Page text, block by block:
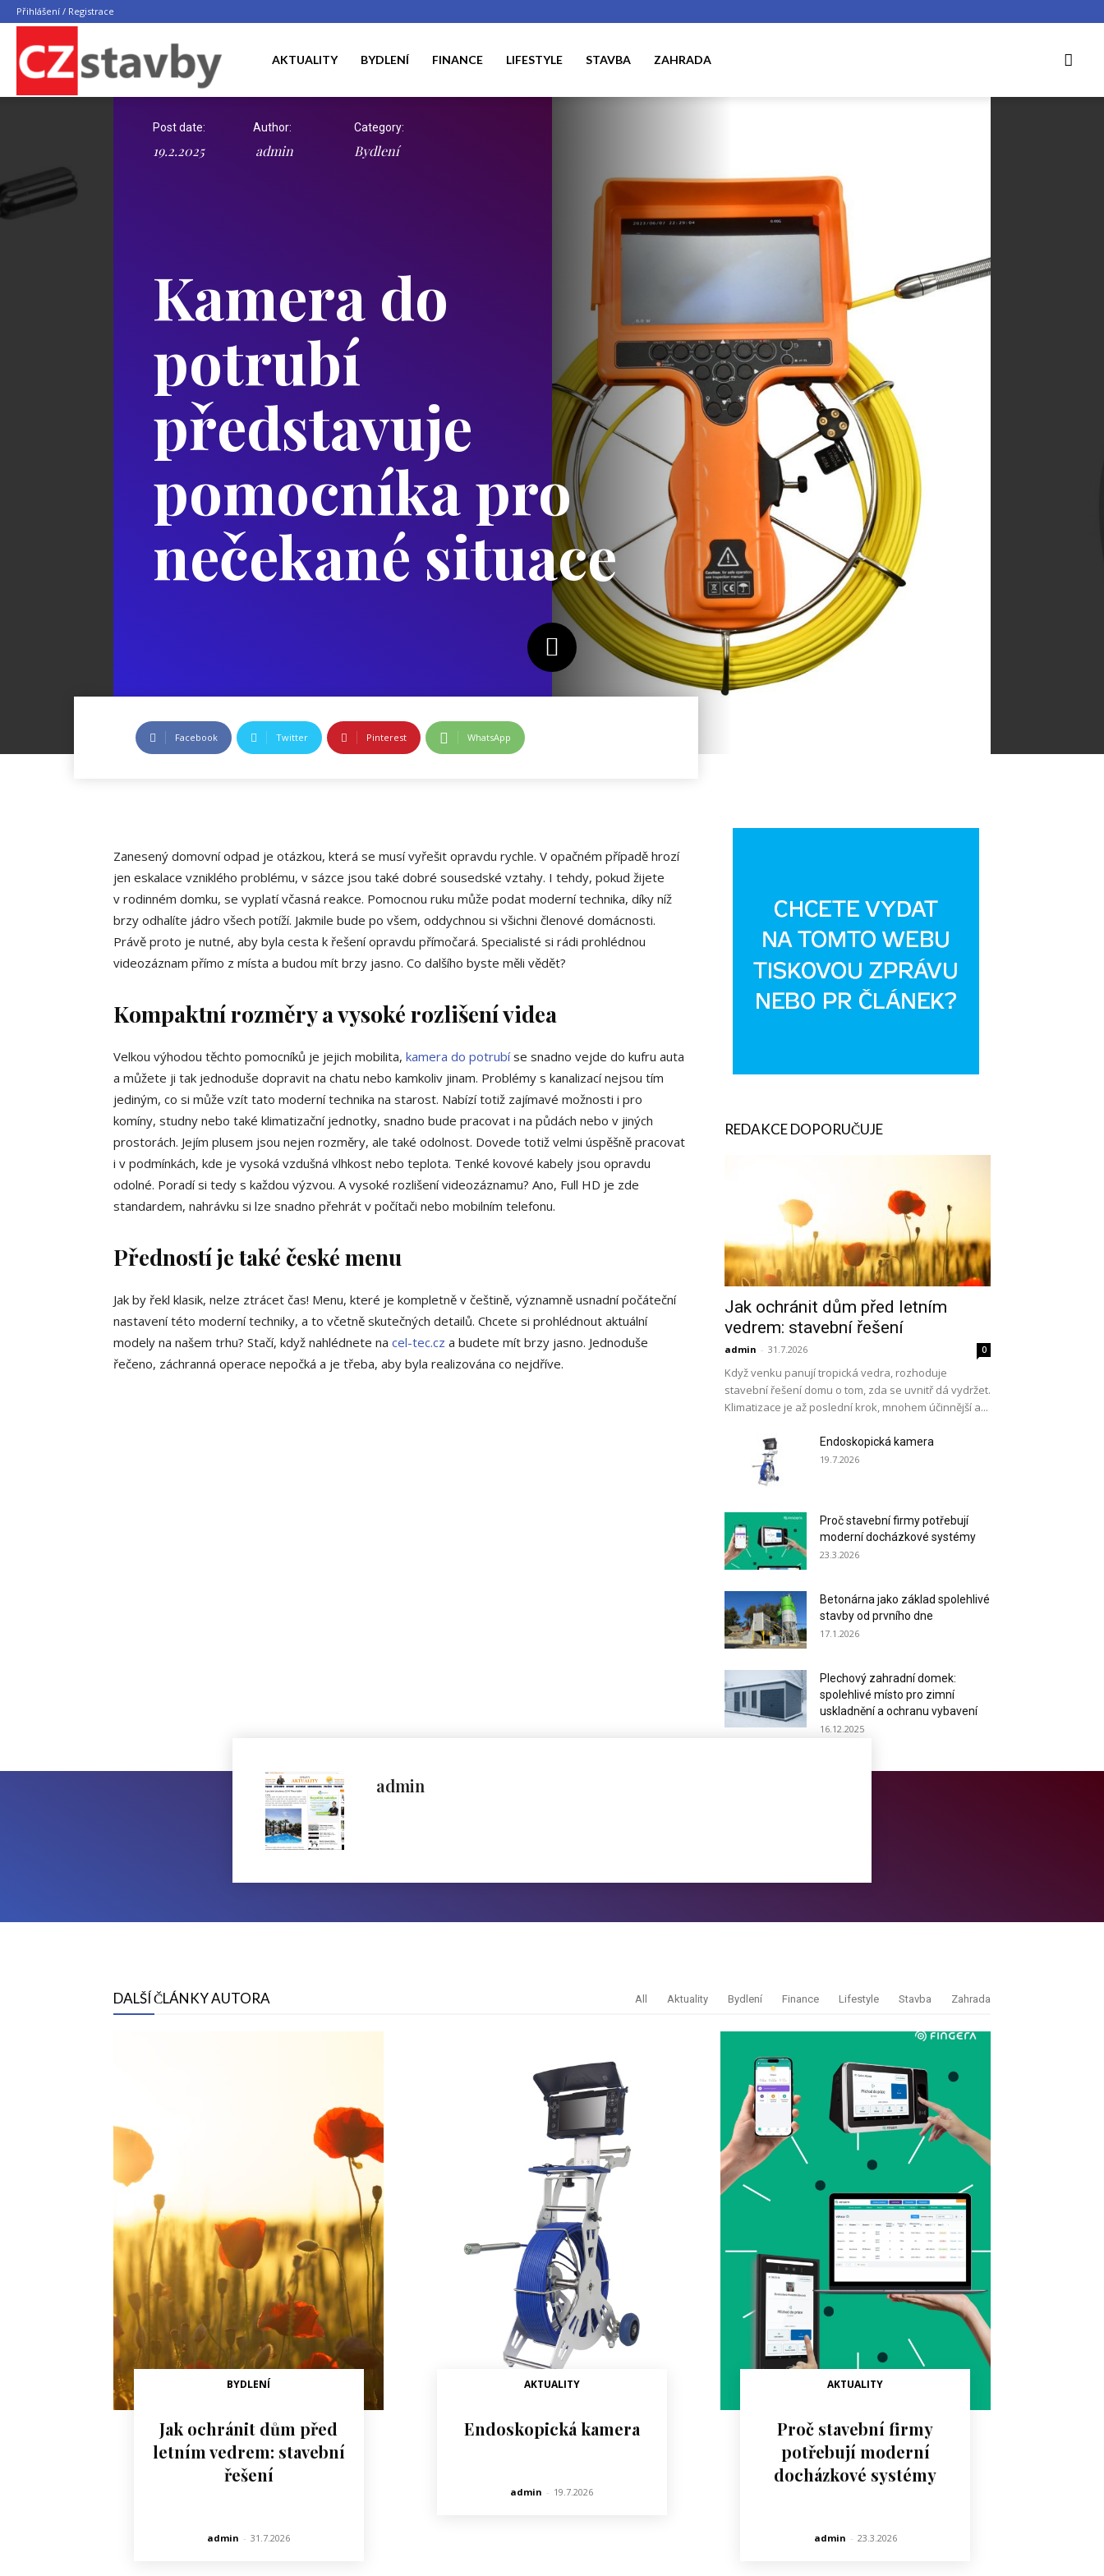
Přihlášení / Registrace
STAVBY
AKTUALITY BYDLENÍ FINANCE LIFESTYLE STAVBA ZAHRADA
Kamera do
potrubí
představuje
pomocníka pro
nečekané situace
Post date:
19.2.2025
Author:
admin
Category:
Bydlení
Facebook Twitter Pinterest WhatsApp
Zanesený domovní odpad je otázkou, která se musí vyřešit opravdu rychle. V opačném případě hrozí
jen eskalace vzniklého problému, v sázce jsou také dobré sousedské vztahy. I tehdy, pokud žijete
v rodinném domku, se vyplatí včasná reakce. Pomocnou ruku může podat moderní technika, díky níž
brzy odhalíte jádro všech potíží. Jakmile bude po všem, oddychnou si všichni členové domácnosti.
Právě proto je nutné, aby byla cesta k řešení opravdu přímočará. Specialisté si rádi prohlédnou
videozáznam přímo z místa a budou mít brzy jasno. Co dalšího byste měli vědět?
Kompaktní rozměry a vysoké rozlišení videa
Velkou výhodou těchto pomocníků je jejich mobilita, kamera do potrubíse snadno vejde do kufru auta
a můžete ji tak jednoduše dopravit na chatu nebo kamkoliv jinam. Problémy s kanalizací nejsou tím
jediným, co si může vzít tato moderní technika na starost. Nabízí totiž zajímavé možnosti i pro
komíny, studny nebo také klimatizační jednotky, snadno bude pracovat i na půdách nebo v jiných
prostorách. Jejím plusem jsou nejen rozměry, ale také odolnost. Dovede totiž velmi úspěšně pracovat
i v podmínkách, kde je vysoká vzdušná vlhkost nebo teplota. Tenké kovové kabely jsou opravdu
odolné. Poradí si tedy s každou výzvou. A vysoké rozlišení videozáznamu? Ano, Full HD je zde
standardem, nahrávku si lze snadno přehrát v počítači nebo mobilním telefonu.
Předností je také české menu
Jak by řekl klasik, nelze ztrácet čas! Menu, které je kompletně v češtině, významně usnadní počáteční
nastavení této moderní techniky, a to včetně skutečných detailů. Chcete si prohlédnout aktuální
modely na našem trhu? Stačí, když nahlédnete na cel-tec.cz a budete mít brzy jasno. Jednoduše
řečeno, záchranná operace nepočká a je třeba, aby byla realizována co nejdříve.
REDAKCE DOPORUČUJE
Jak ochránit dům před letním
vedrem: stavební řešení
admin - 31.7.2026 0
Když venku panují tropická vedra, rozhoduje
stavební řešení domu o tom, zda se uvnitř dá vydržet.
Klimatizace je až poslední krok, mnohem účinnější a...
Endoskopická kamera
19.7.2026
Proč stavební firmy potřebují
moderní docházkové systémy
23.3.2026
Betonárna jako základ spolehlivé
stavby od prvního dne
17.1.2026
Plechový zahradní domek:
spolehlivé místo pro zimní
uskladnění a ochranu vybavení
16.12.2025
admin
DALŠÍ ČLÁNKY AUTORA All Aktuality Bydlení Finance Lifestyle Stavba Zahrada
BYDLENÍ
Jak ochránit dům před
letním vedrem: stavební
řešení
admin - 31.7.2026
AKTUALITY
Endoskopická kamera
admin - 19.7.2026
AKTUALITY
Proč stavební firmy
potřebují moderní
docházkové systémy
admin - 23.3.2026